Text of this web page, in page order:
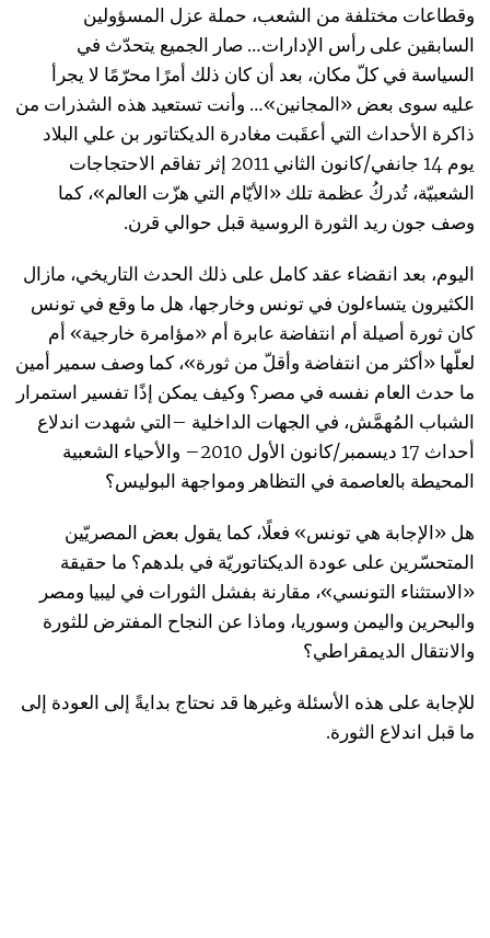
وقطاعات مختلفة من الشعب، حملة عزل المسؤولين
السابقين على رأس الإدارات… صار الجميع يتحدّث في
السياسة في كلّ مكان، بعد أن كان ذلك أمرًا محرّمًا لا يجرأ
عليه سوى بعض «المجانين»… وأنت تستعيد هذه الشذرات من
ذاكرة الأحداث التي أعقَبت مغادرة الديكتاتور بن علي البلاد
يوم 14 جانفي/كانون الثاني 2011 إثر تفاقم الاحتجاجات
الشعبيّة، تُدركُ عظمة تلك «الأيّام التي هزّت العالم»، كما
وصف جون ريد الثورة الروسية قبل حوالي قرن.
اليوم، بعد انقضاء عقد كامل على ذلك الحدث التاريخي، مازال
الكثيرون يتساءلون في تونس وخارجها، هل ما وقع في تونس
كان ثورة أصيلة أم انتفاضة عابرة أم «مؤامرة خارجية» أم
لعلّها «أكثر من انتفاضة وأقلّ من ثورة»، كما وصف سمير أمين
ما حدث العام نفسه في مصر؟ وكيف يمكن إذًا تفسير استمرار
الشباب المُهمَّش، في الجهات الداخلية –التي شهدت اندلاع
أحداث 17 ديسمبر/كانون الأول 2010– والأحياء الشعبية
المحيطة بالعاصمة في التظاهر ومواجهة البوليس؟
هل «الإجابة هي تونس» فعلًا، كما يقول بعض المصريّين
المتحسّرين على عودة الديكتاتوريّة في بلدهم؟ ما حقيقة
«الاستثناء التونسي»، مقارنة بفشل الثورات في ليبيا ومصر
والبحرين واليمن وسوريا، وماذا عن النجاح المفترض للثورة
والانتقال الديمقراطي؟
للإجابة على هذه الأسئلة وغيرها قد نحتاج بدايةً إلى العودة إلى
ما قبل اندلاع الثورة.